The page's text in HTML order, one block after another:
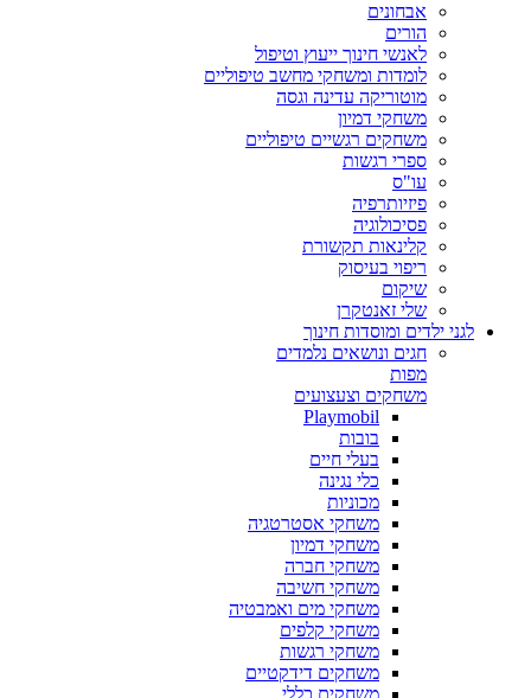
אבחונים
הורים
לאנשי חינוך ייעוץ וטיפול
לומדות ומשחקי מחשב טיפוליים
מוטוריקה עדינה וגסה
משחקי דמיון
משחקים רגשיים טיפוליים
ספרי רגשות
עו"ס
פיזיותרפיה
פסיכולוגיה
קלינאות תקשורת
ריפוי בעיסוק
שיקום
שלי זאנטקרן
לגני ילדים ומוסדות חינוך
חגים ונושאים נלמדים
מפות
משחקים וצעצועים
Playmobil
בובות
בעלי חיים
כלי נגינה
מכוניות
משחקי אסטרטגיה
משחקי דמיון
משחקי חברה
משחקי חשיבה
משחקי מים ואמבטיה
משחקי קלפים
משחקי רגשות
משחקים דידקטיים
משחקים כללי